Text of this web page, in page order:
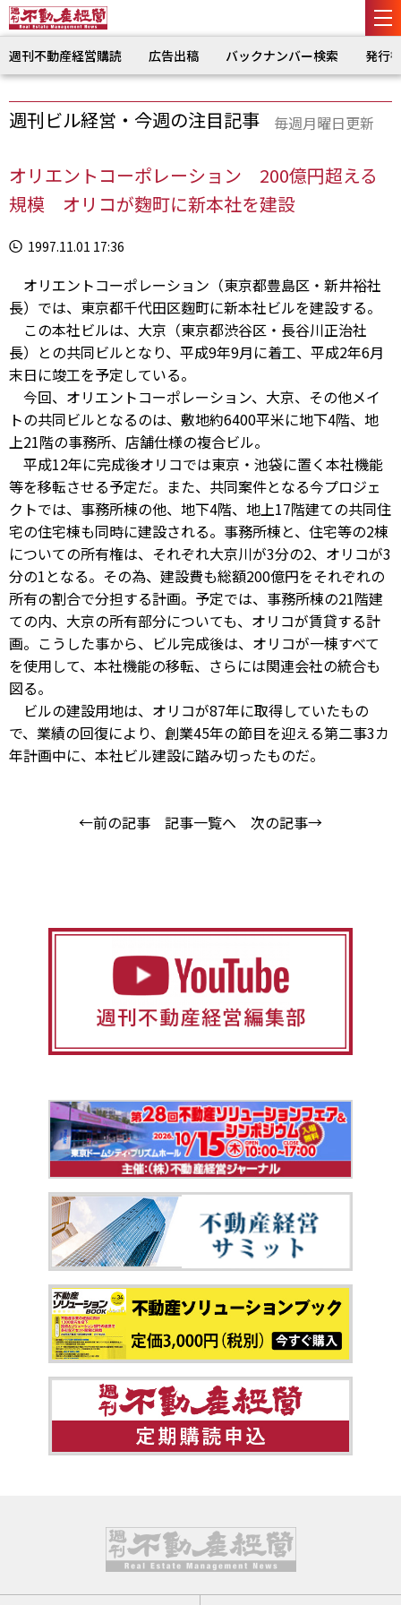
週刊不動産経営購読 広告出稿 バックナンバー検索 発行
週刊ビル経営・今週の注目記事 毎週月曜日更新
オリエントコーポレーション 200億円超える
規模 オリコが麴町に新本社を建設
1997.11.01 17:36
オリエントコーポレーション（東京都豊島区・新井裕社
長）では、東京都千代田区麴町に新本社ビルを建設する。
この本社ビルは、大京（東京都渋谷区・長谷川正治社
長）との共同ビルとなり、平成9年9月に着工、平成2年6月
末日に竣工を予定している。
今回、オリエントコーポレーション、大京、その他メイ
トの共同ビルとなるのは、敷地約6400平米に地下4階、地
上21階の事務所、店舗仕様の複合ビル。
平成12年に完成後オリコでは東京・池袋に置く本社機能
等を移転させる予定だ。また、共同案件となる今プロジェ
クトでは、事務所棟の他、地下4階、地上17階建ての共同住
宅の住宅棟も同時に建設される。事務所棟と、住宅等の2棟
についての所有権は、それぞれ大京川が3分の2、オリコが3
分の1となる。その為、建設費も総額200億円をそれぞれの
所有の割合で分担する計画。予定では、事務所棟の21階建
ての内、大京の所有部分についても、オリコが賃貸する計
画。こうした事から、ビル完成後は、オリコが一棟すべて
を使用して、本社機能の移転、さらには関連会社の統合も
図る。
ビルの建設用地は、オリコが87年に取得していたもの
で、業績の回復により、創業45年の節目を迎える第二事3カ
年計画中に、本社ビル建設に踏み切ったものだ。
←前の記事 記事一覧へ 次の記事→